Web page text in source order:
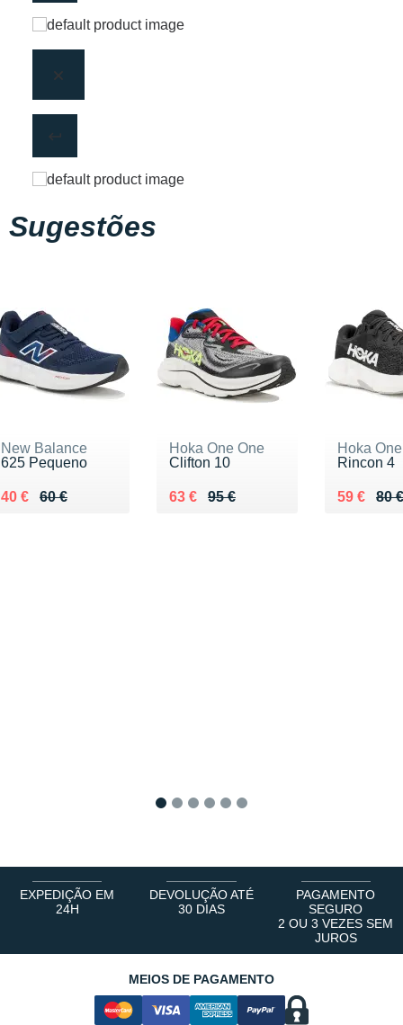
Sugestões
New Balance
625 Pequeno
60 €
Au lieu de 60 €
40 €
Vendu 40 €
Hoka One One
Clifton 10
95 €
Au lieu de 95 €
63 €
Vendu 63 €
Hoka
Rincon 4
80 €
Au lieu
59 €
Vendu 59
EXPEDIÇÃO EM
24H
DEVOLUÇÃO ATÉ
30 DIAS
PAGAMENTO
SEGURO
2 OU 3 VEZES SEM
JUROS
MEIOS DE PAGAMENTO